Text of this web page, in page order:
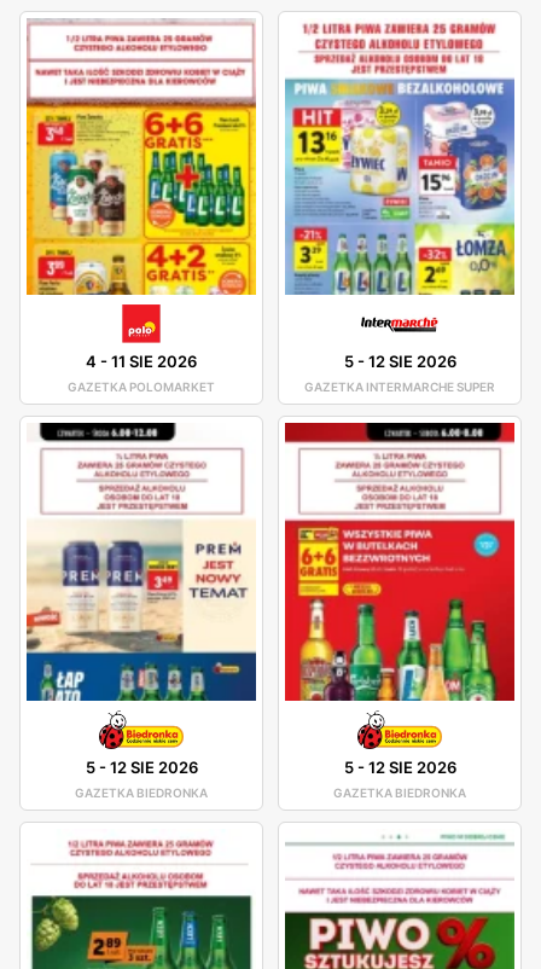
4 -11 SIE 2026
GAZETKA POLOMARKET
5-12 SIE 2026
GAZETKA INTERMARCHE SUPER
5-12 SIE 2026
GAZETKA BIEDRONKA
5-12 SIE 2026
GAZETKA BIEDRONKA